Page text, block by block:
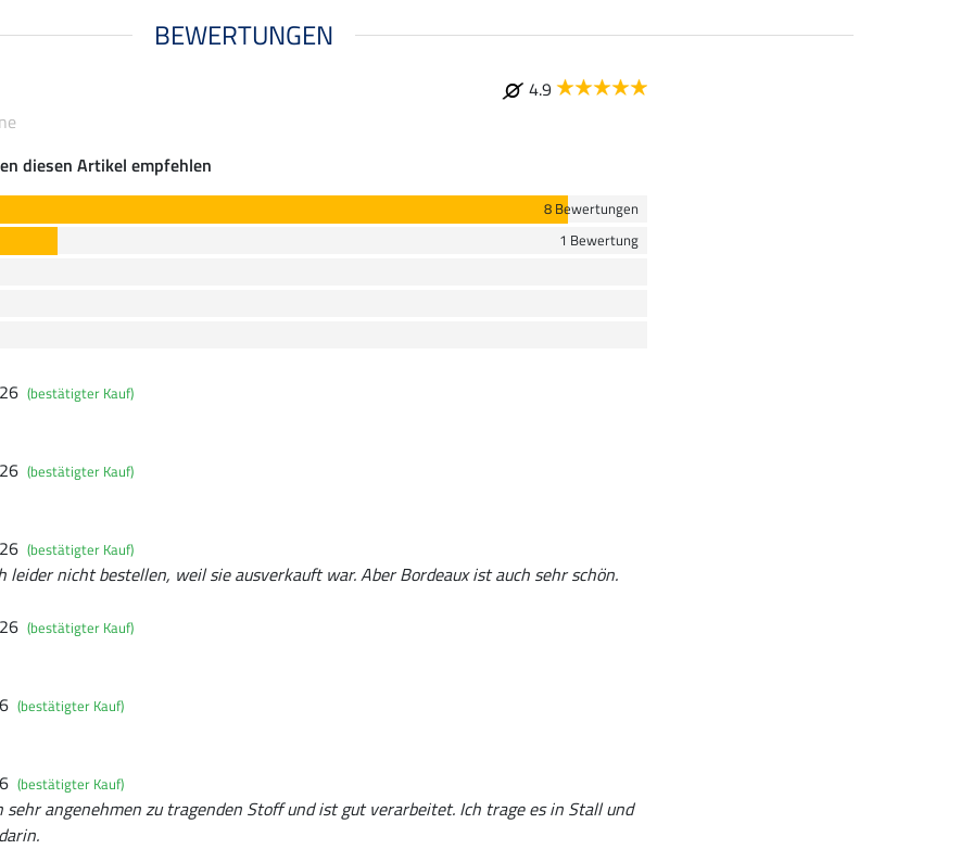
BEWERTUNGEN
4.9
diesen Artikel empfehlen
8 Bewertungen
1 Bewertung
(bestätigter Kauf)
(bestätigter Kauf)
(bestätigter Kauf)
leider nicht bestellen, weil sie ausverkauft war. Aber Bordeaux ist auch sehr schön.
(bestätigter Kauf)
(bestätigter Kauf)
(bestätigter Kauf)
sehr angenehmen zu tragenden Stoff und ist gut verarbeitet. Ich trage es in Stall und